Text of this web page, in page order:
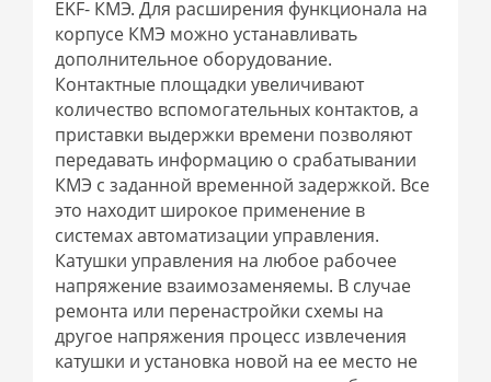
EKF- КМЭ. Для расширения функционала на
корпусе КМЭ можно устанавливать
дополнительное оборудование.
Контактные площадки увеличивают
количество вспомогательных контактов, а
приставки выдержки времени позволяют
передавать информацию о срабатывании
КМЭ с заданной временной задержкой. Все
это находит широкое применение в
системах автоматизации управления.
Катушки управления на любое рабочее
напряжение взаимозаменяемы. В случае
ремонта или перенастройки схемы на
другое напряжения процесс извлечения
катушки и установка новой на ее место не